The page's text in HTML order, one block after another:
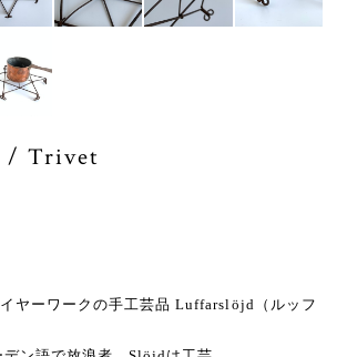
/ Trivet
ヤーワークの手工芸品 Luffarslöjd（ルッフ